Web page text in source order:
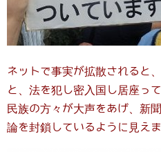
ネットで事実が拡散されると
と、法を犯し密入国し居座っ
民族の方々が大声をあげ、新
論を封鎖しているように見えま